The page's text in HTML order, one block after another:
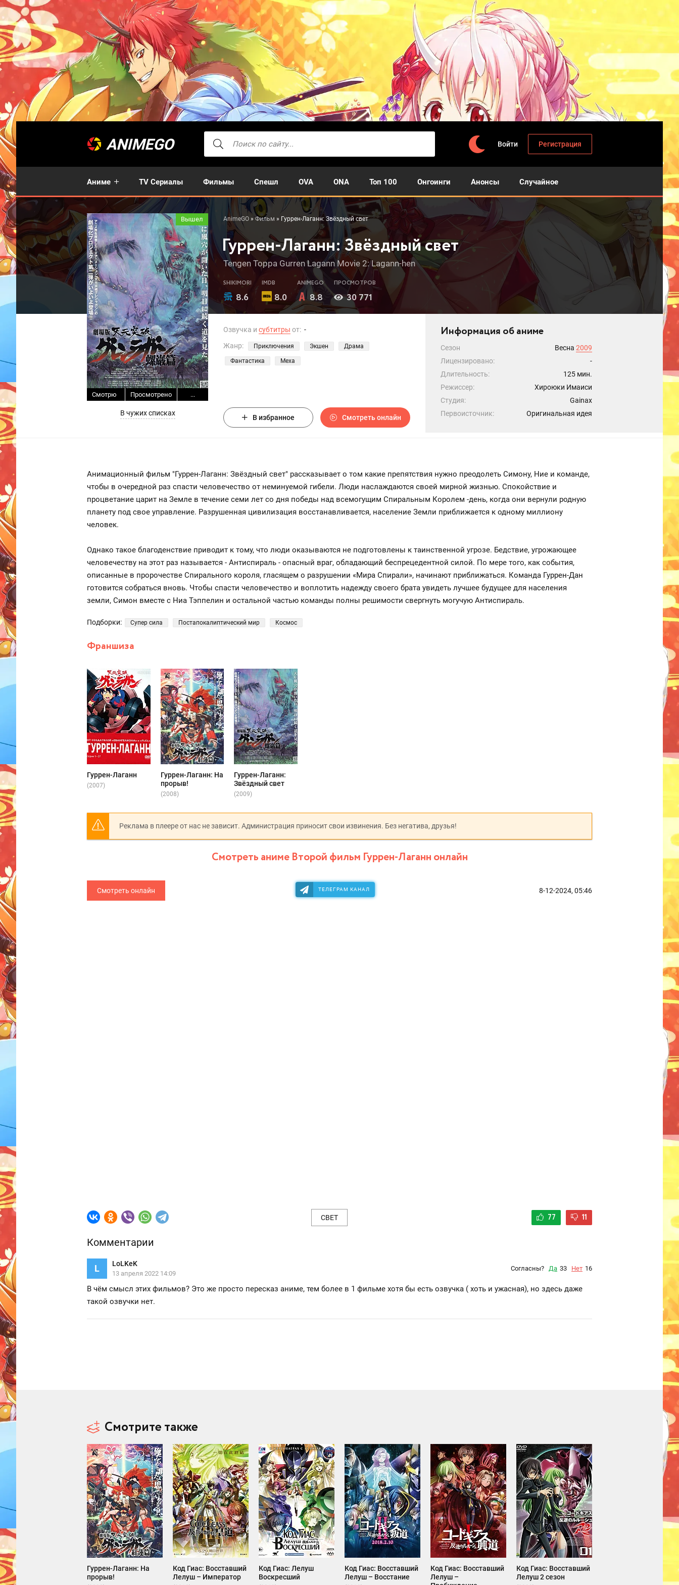
ANIMEGO Войти Регистрация
Аниме TV Сериалы Фильмы Спешл OVA ONA Топ 100 Онгоинги Анонсы Случайное
AnimeGO »Фильм » Гуррен-Лаганн: Звёздный свет
Гуррен-Лаганн: Звёздный свет
Вышел
Смотрю Просмотрено ...
В чужих списках
Tengen Toppa Gurren Lagann Movie 2: Lagann-hen
SHIKIMORI
8.6
IMDB
8.0
ANIMEGO
8.8
ПРОСМОТРОВ
30 771
Озвучка и субтитры от: -
Жанр:
Приключения Экшен Драма
Фантастика Меха
В избранное Смотреть онлайн
Информация об аниме
Сезон Весна 2009
Лицензировано:
-
Длительность:
125 мин.
Режиссер:
Хироюки Имаиси
Студия:
Gainax
Первоисточник:
Оригинальная идея
Анимационный фильм "Гуррен-Лаганн: Звёздный свет" рассказывает о том какие препятствия нужно преодолеть Симону, Ние и команде,
чтобы в очередной раз спасти человечество от неминуемой гибели. Люди наслаждаются своей мирной жизнью. Спокойствие и
процветание царит на Земле в течение семи лет со дня победы над всемогущим Спиральным Королем -день, когда они вернули родную
планету под свое управление. Разрушенная цивилизация восстанавливается, население Земли приближается к одному миллиону
человек.
Однако такое благоденствие приводит к тому, что люди оказываются не подготовлены к таинственной угрозе. Бедствие, угрожающее
человечеству на этот раз называется - Антиспираль - опасный враг, обладающий беспрецедентной силой. По мере того, как события,
описанные в пророчестве Спирального короля, гласящем о разрушении «Мира Спирали», начинают приближаться. Команда Гуррен-Дан
готовится собраться вновь. Чтобы спасти человечество и воплотить надежду своего брата увидеть лучшее будущее для населения
земли, Симон вместе с Ниа Тэппелин и остальной частью команды полны решимости свергнуть могучую Антиспираль.
Подборки: Супер сила Постапокалиптический мир Космос
Франшиза
Гуррен-Лаганн
(2007)
Гуррен-Лаганн: На
прорыв!
(2008)
Гуррен-Лаганн:
Звёздный свет
(2009)
Реклама в плеере от нас не зависит. Администрация приносит свои извинения. Без негатива, друзья!
Смотреть аниме Второй фильм Гуррен-Лаганн онлайн
Смотреть онлайн 8-12-2024, 05:46
ТЕЛЕГРАМ КАНАЛ
СВЕТ 77 11
Комментарии
L LoLKeK
13 апреля 2022 14:09
Согласны? Да 33 Нет 16
В чём смысл этих фильмов? Это же просто пересказ аниме, тем более в 1 фильме хотя бы есть озвучка ( хоть и ужасная), но здесь даже
такой озвучки нет.
Смотрите также
Гуррен-Лаганн: На
прорыв!
Код Гиас: Восставший
Лелуш – Император
Код Гиас: Лелуш
Воскресший
Код Гиас: Восставший
Лелуш – Восстание
Код Гиас: Восставший
Лелуш –
Код Гиас: Восставший
Лелуш 2 сезон